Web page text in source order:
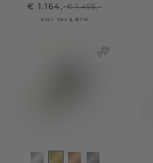
€ 1.164,-€ 1.455,-
Excl. Tax & BTW